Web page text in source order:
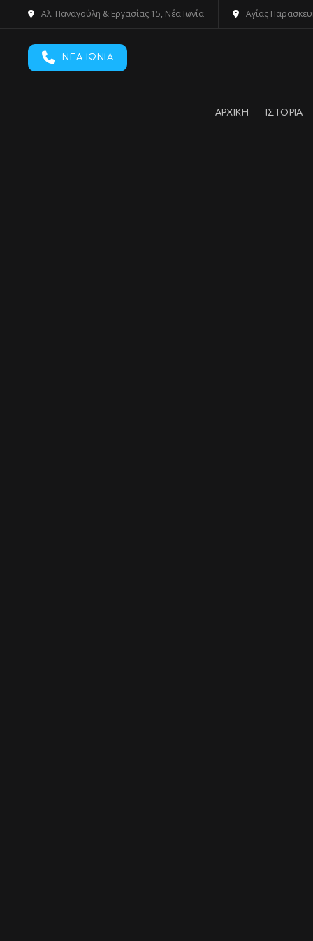
Αλ. Παναγούλη & Εργασίας 15, Νέα Ιωνία Αγίας
ΝΕΑ ΙΩΝΙΑ
ΑΡΧΙΚΗ ΙΣΤΟΡΙΑ